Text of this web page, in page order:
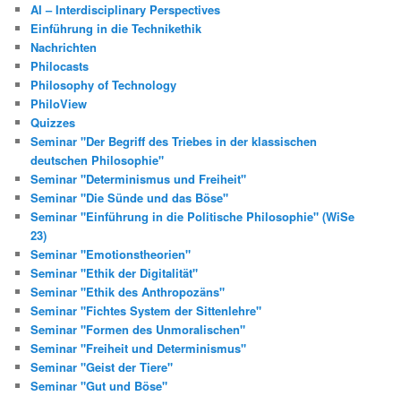
AI – Interdisciplinary Perspectives
Einführung in die Technikethik
Nachrichten
Philocasts
Philosophy of Technology
PhiloView
Quizzes
Seminar "Der Begriff des Triebes in der klassischen
deutschen Philosophie"
Seminar "Determinismus und Freiheit"
Seminar "Die Sünde und das Böse"
Seminar "Einführung in die Politische Philosophie" (WiSe
23)
Seminar "Emotionstheorien"
Seminar "Ethik der Digitalität"
Seminar "Ethik des Anthropozäns"
Seminar "Fichtes System der Sittenlehre"
Seminar "Formen des Unmoralischen"
Seminar "Freiheit und Determinismus"
Seminar "Geist der Tiere"
Seminar "Gut und Böse"